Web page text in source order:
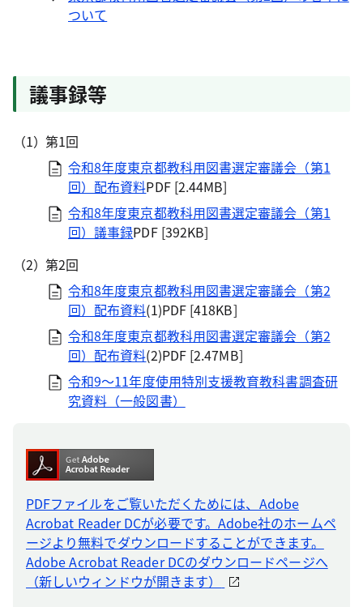
ついて
議事録等
第1回
令和8年度東京都教科用図書選定審議会（第1
回）配布資料PDF [2.44MB]
令和8年度東京都教科用図書選定審議会（第1
回）議事録PDF [392KB]
第2回
令和8年度東京都教科用図書選定審議会（第2
回）配布資料(1)PDF [418KB]
令和8年度東京都教科用図書選定審議会（第2
回）配布資料(2)PDF [2.47MB]
令和9～11年度使用特別支援教育教科書調査研
究資料（一般図書）
PDFファイルをご覧いただくためには、Adobe
Acrobat Reader DCが必要です。Adobe社のホームペ
ージより無料でダウンロードすることができます。
Adobe Acrobat Reader DCのダウンロードページへ
（新しいウィンドウが開きます）